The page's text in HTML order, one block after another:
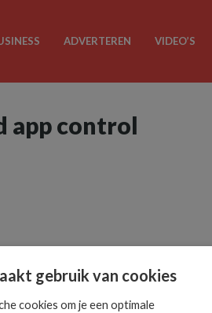
ADVERTEREN VIDEO’S
app control
gebruik van cookies
cookies om je een optimale